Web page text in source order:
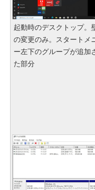
起動時のデスクトップ。
の変更のみ。スタートメ
ー左下のグループが追加
た部分